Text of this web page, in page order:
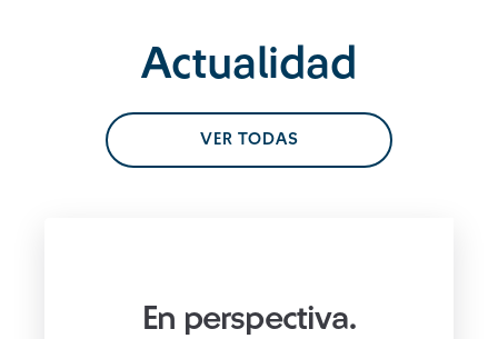
Actualidad
VER TODAS
En perspectiva.